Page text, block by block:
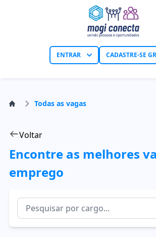
ENTRAR CADASTRE-SE
Todas as vagas
Voltar
Encontre as melhores
emprego